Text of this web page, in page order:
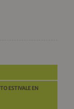
ESTIVALE EN